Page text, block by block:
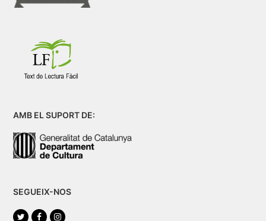
AMB EL SUPORT DE:
SEGUEIX-NOS
TwitterFacebookInstagram